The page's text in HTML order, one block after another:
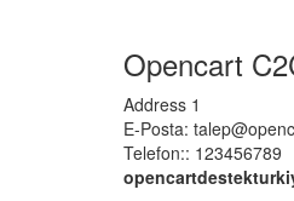
Opencart
Address 1
E-Posta:
Telefon:: 123456789